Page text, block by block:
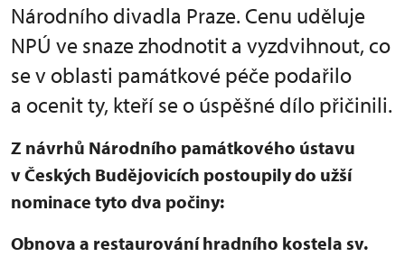
Národního divadla Praze. Cenu uděluje
NPÚ ve snaze zhodnotit a vyzdvihnout, co
se v oblasti památkové péče podařilo
a ocenit ty, kteří se o úspěšné dílo přičinili.
Z návrhů Národního památkového ústavu
v Českých Budějovicích postoupily do užší
nominace tyto dva počiny:
Obnova a restaurování hradního kostela sv.